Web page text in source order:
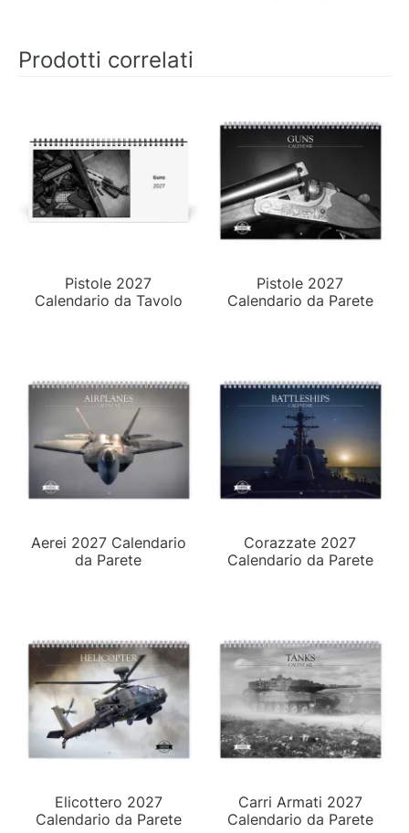
Prodotti correlati
Pistole 2027
Calendario da Tavolo
Pistole 2027
Calendario da Parete
Aerei 2027 Calendario
da Parete
Corazzate 2027
Calendario da Parete
Elicottero 2027
Calendario da Parete
Carri Armati 2027
Calendario da Parete